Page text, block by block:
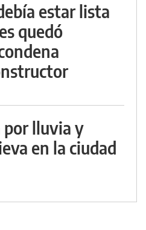
estar lista
quedó
lluvia y
en la ciudad